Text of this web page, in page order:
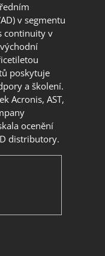
v segmentu
continuity v
poskytuje
a školení.
Acronis, AST,
ocenění
distributory.